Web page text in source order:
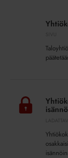
isännöintisopimuksen
esittely